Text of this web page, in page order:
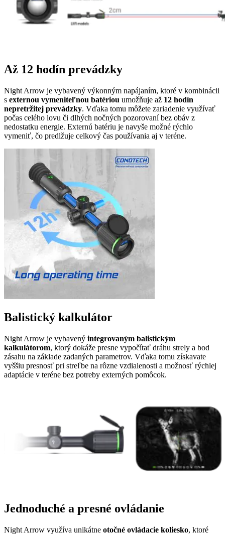
Až 12 hodín prevádzky
Night Arrow je vybavený výkonným napájaním, ktoré v kombinácii
s externou vymeniteľnou batériou umožňuje až 12 hodín
nepretržitej prevádzky. Vďaka tomu môžete zariadenie využívať
počas celého lovu či dlhých nočných pozorovaní bez obáv z
nedostatku energie. Externú batériu je navyše možné rýchlo
vymeniť, čo predlžuje celkový čas používania aj v teréne.
Balistický kalkulátor
Night Arrow je vybavený integrovaným balistickým
kalkulátorom, ktorý dokáže presne vypočítať dráhu strely a bod
zásahu na základe zadaných parametrov. Vďaka tomu získavate
vyššiu presnosť pri streľbe na rôzne vzdialenosti a možnosť rýchlej
adaptácie v teréne bez potreby externých pomôcok.
Jednoduché a presné ovládanie
Night Arrow využíva unikátne otočné ovládacie koliesko, ktoré